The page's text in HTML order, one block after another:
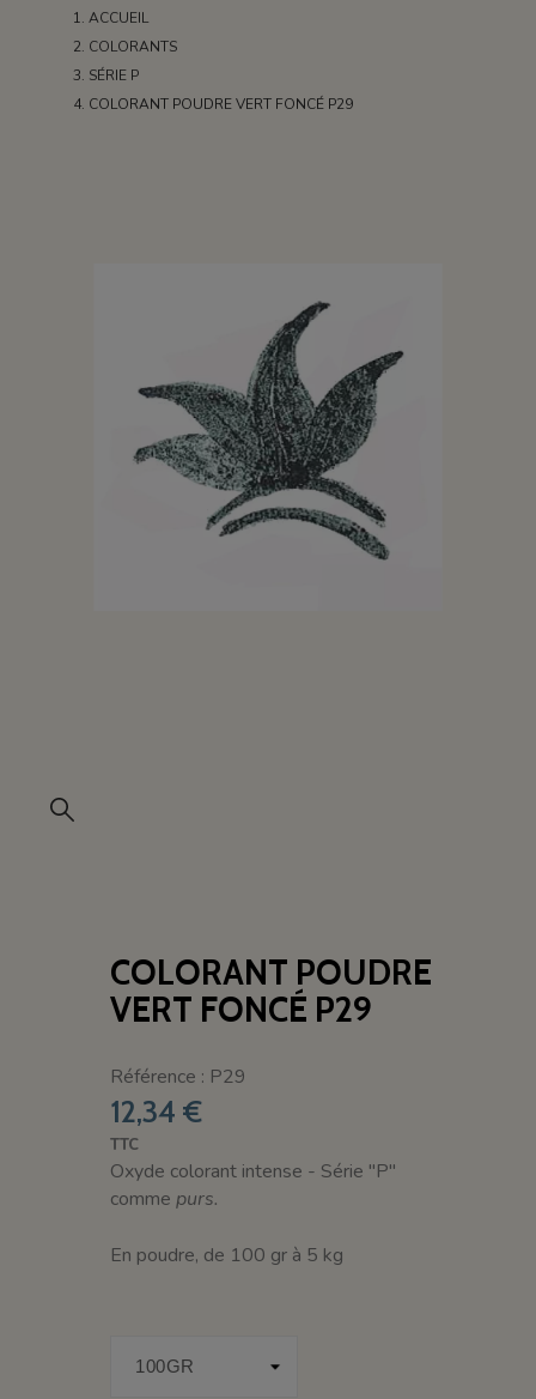
ACCUEIL
COLORANTS
SÉRIE P
COLORANT POUDRE VERT FONCÉ P29
COLORANT POUDRE
VERT FONCÉ P29
Référence : P29
12,34 €
TTC
Oxyde colorant intense - Série "P"
commepurs.
En poudre, de 100 gr à 5 kg